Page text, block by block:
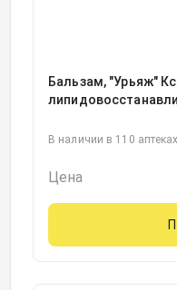
Бальзам, "Урьяж"
В наличии в 110 аптеках
Цена